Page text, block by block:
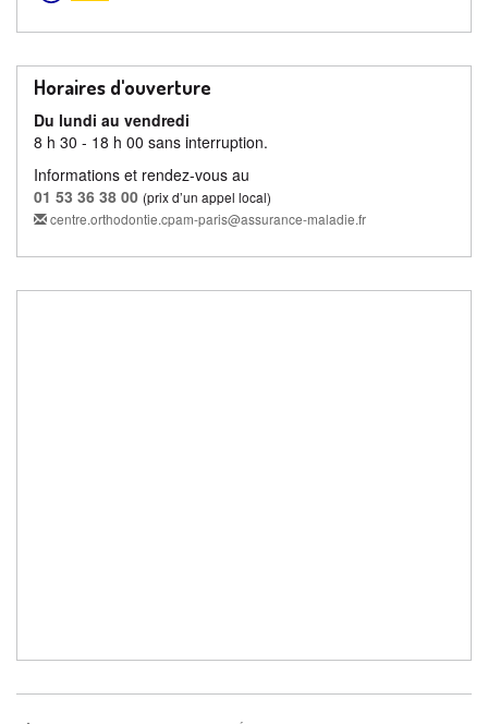
Horaires d'ouverture
Du lundi au vendredi
8 h 30 - 18 h 00 sans interruption.
Informations et rendez-vous au
01 53 36 38 00 (prix d’un appel local)
centre.orthodontie.cpam-paris@assurance-maladie.fr